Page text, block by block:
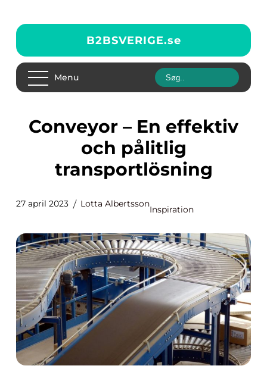
B2BSVERIGE.se
Menu
Conveyor – En effektiv
och pålitlig
transportlösning
27 april 2023 Lotta Albertsson
Inspiration